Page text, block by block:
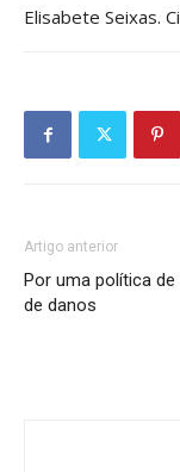
Elisabete Seixas.
Artigo anterior
Por uma política de
de danos